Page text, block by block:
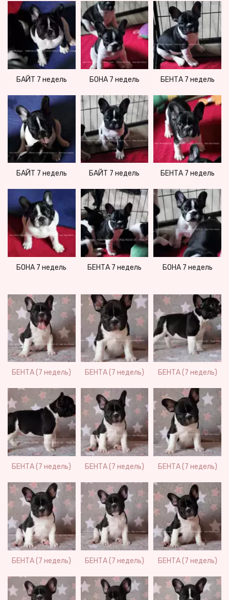
БАЙТ 7 недель БОНА 7 недель БЕНТА 7 недель
БАЙТ 7 недель БАЙТ 7 недель БЕНТА 7 недель
БОНА 7 недель БЕНТА 7 недель БОНА 7 недель
БЕНТА (7 недель) БЕНТА (7 недель) БЕНТА (7 недель)
БЕНТА (7 недель) БЕНТА (7 недель) БЕНТА (7 недель)
БЕНТА (7 недель) БЕНТА (7 недель) БЕНТА (7 недель)